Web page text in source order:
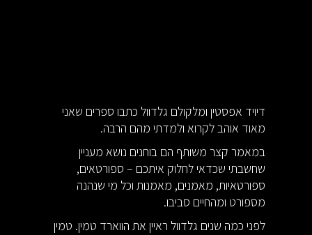
דיויד אפסטין ומלקולם גלדוול כתבו ספרים שאני
מאוד אוהב לקרוא ולמדתי מהם הרבה.
במאמר קצר משותף הם בוחנים נושא מעניין
שחשבתי שכדאי לחלוק איתכם – ספורטאים,
ספורטאיות, מאמנים, מאמנות וכל מי שנהנה
מספורט ומהחיים סביבו.
לפני כמה שנים גלדוול ראיין את הווארד טמין. טמין